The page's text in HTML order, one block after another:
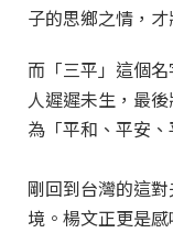
子的思鄉之情，
而「三平」這個
人遲遲未生，最
為「平和、平安、
剛回到台灣的這
境。楊文正更是